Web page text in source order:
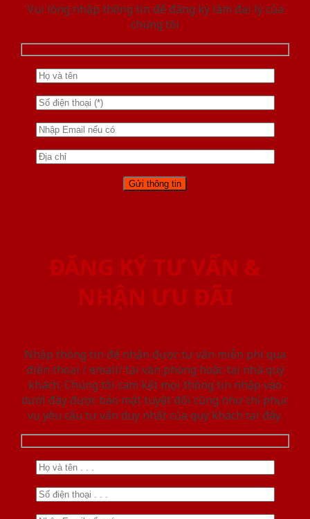
Vui lòng nhập thông tin để đăng ký làm đại lý của
chúng tôi
ĐĂNG KÝ TƯ VẤN &
NHẬN ƯU ĐÃI
Nhập thông tin để nhận được tư vấn miễn phí qua
điện thoại / email/ tại văn phòng hoặc tại nhà quý
khách. Chúng tôi cam kết mọi thông tin nhập vào
dưới đây được bảo mật tuyệt đối cũng như chỉ phục
vụ yêu cầu tư vấn duy nhất của quý khách tại đây.